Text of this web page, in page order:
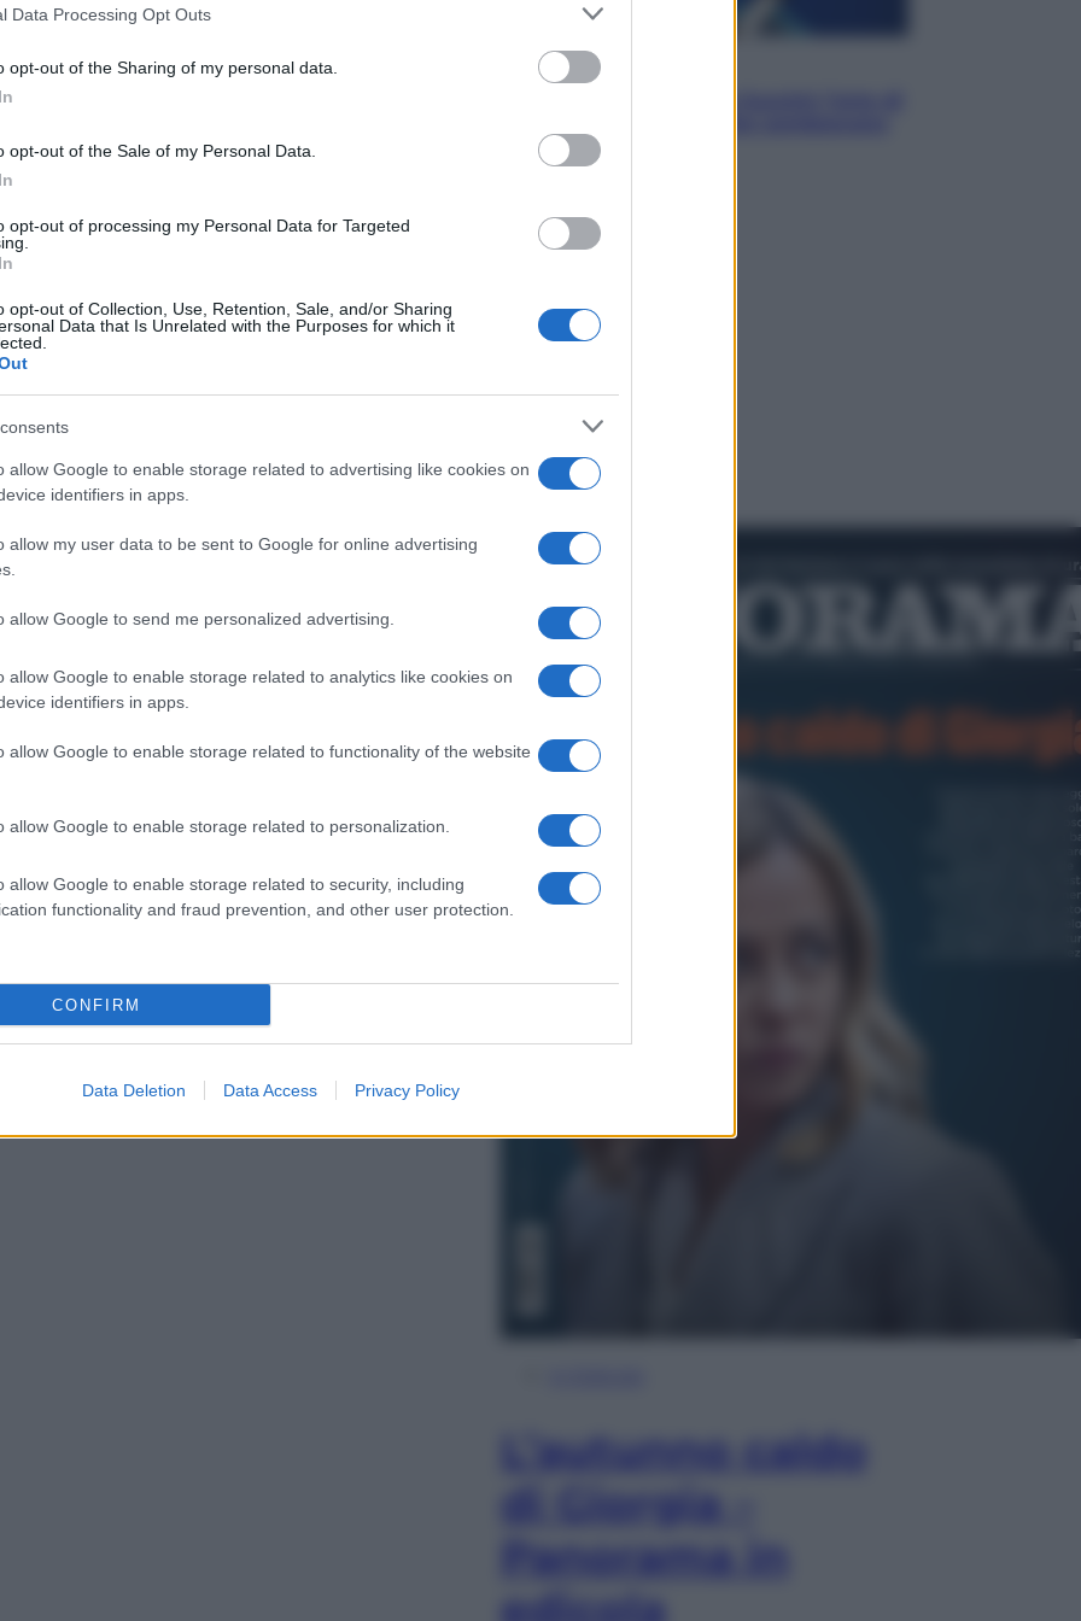
including but not limited to your visit or usage behaviour. You may click to grant or
to Google and its third-party tags to use your data for below specified purposes
consent section.
Data Processing Opt Outs
opt-out of the Sharing of my personal data.
opt-out of the Sale of my Personal Data.
opt-out of processing my Personal Data for Targeted
opt-out of Collection, Use, Retention, Sale, and/or Sharing
Data that Is Unrelated with the Purposes for which it
allow Google to enable storage related to advertising like cookies on
identifiers in apps.
allow my user data to be sent to Google for online advertising
allow Google to send me personalized advertising.
allow Google to enable storage related to analytics like cookies on
identifiers in apps.
allow Google to enable storage related to functionality of the website
allow Google to enable storage related to personalization.
allow Google to enable storage related to security, including
functionality and fraud prevention, and other user protection.
CONFIRM
Data Deletion Data Access Privacy Policy
Per chi infatti ne ha uno è qualcosa più
vero e proprio membro della famiglia con tutto
seguito e trattato come un umano. Finendo
manca davvero solo la comunicazione diretta,
succedere se i nostri amici a 4 zampe
De Vecchi
che anche i nostri amici animali abbiano il
provato a realizzare questo arduo compito per
cane ci regala ogni giorno.
di vista. Sono proprio loro i “narratori” in
così speciale che si instaura fra uomo e
grazie alla loro esperienza vissuta in prima
descrizione divertente e originale, aiutando i
e duratura davvero impagabile.
loro necessità. Non può mancare nella libreria
Musica
romanzi
L’autunno caldo
di Giorgia –
Panorama in
edicola